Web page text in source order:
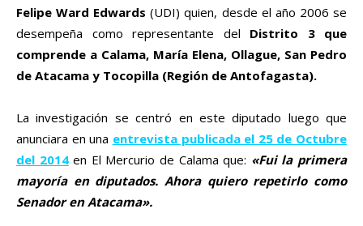
Felipe Ward Edwards (UDI) quien, desde el año 2006 se
desempeña como representante del Distrito 3 que
comprende a Calama, María Elena, Ollague, San Pedro
de Atacama y Tocopilla (Región de Antofagasta).
La investigación se centró en este diputado luego que
anunciara en una entrevista publicada el 25 de Octubre
del 2014en El Mercurio de Calama que: «Fui la primera
mayoría en diputados. Ahora quiero repetirlo como
Senador en Atacama».